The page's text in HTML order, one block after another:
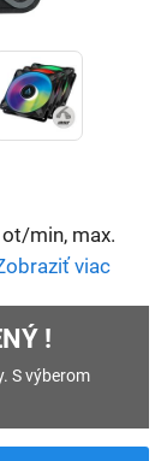
min, max.
Zobraziť viac
!
S výberom